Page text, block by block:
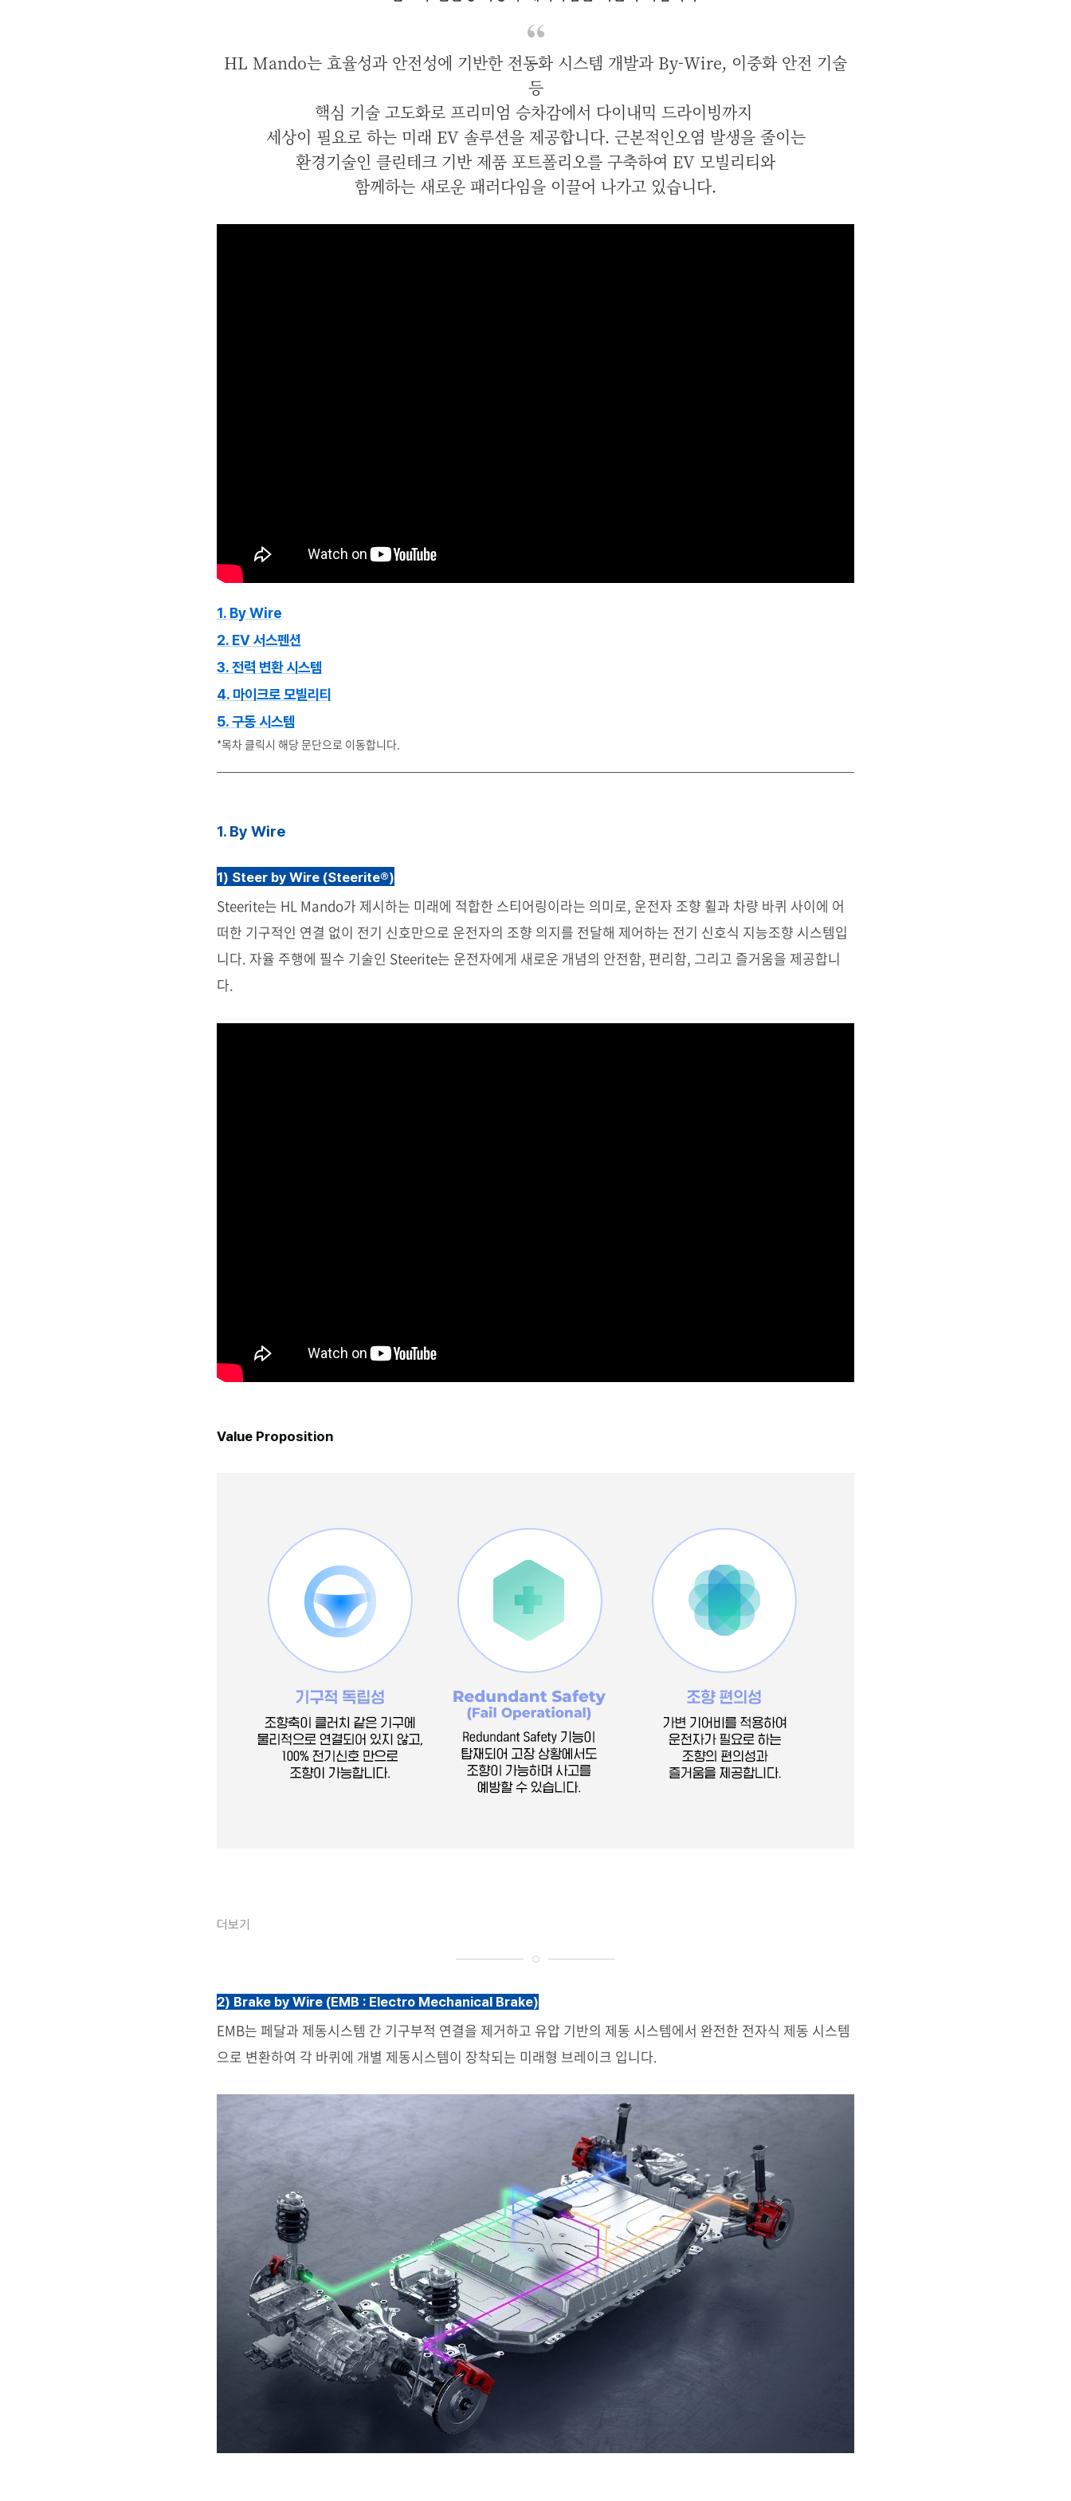
HL Mando는 효율성과 안전성에 기반한 전동화 시스템 개발과 By-Wire, 이중화 안전 기술
등
핵심 기술 고도화로 프리미엄 승차감에서 다이내믹 드라이빙까지
세상이 필요로 하는 미래 EV 솔루션을 제공합니다. 근본적인오염 발생을 줄이는
환경기술인 클린테크 기반 제품 포트폴리오를 구축하여 EV 모빌리티와
함께하는 새로운 패러다임을 이끌어 나가고 있습니다.
1. By Wire
2. EV 서스펜션
3. 전력 변환 시스템
4. 마이크로 모빌리티
5. 구동 시스템
*목차 클릭시 해당 문단으로 이동합니다.
1. By Wire
1) Steer by Wire (Steerite®)
Steerite는 HL Mando가 제시하는 미래에 적합한 스티어링이라는 의미로, 운전자 조향 휠과 차량 바퀴 사이에 어
떠한 기구적인 연결 없이 전기 신호만으로 운전자의 조향 의지를 전달해 제어하는 전기 신호식 지능조향 시스템입
니다. 자율 주행에 필수 기술인 Steerite는 운전자에게 새로운 개념의 안전함, 편리함, 그리고 즐거움을 제공합니
다.
Value Proposition
더보기
2) Brake by Wire (EMB : Electro Mechanical Brake)
EMB는 페달과 제동시스템 간 기구부적 연결을 제거하고 유압 기반의 제동 시스템에서 완전한 전자식 제동 시스템
으로 변환하여 각 바퀴에 개별 제동시스템이 장착되는 미래형 브레이크 입니다.